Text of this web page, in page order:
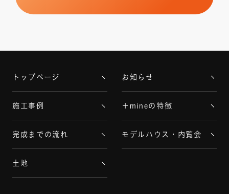
トップページ お知らせ
施工事例 ＋mineの特徴
完成までの流れ モデルハウス・内覧会
土地